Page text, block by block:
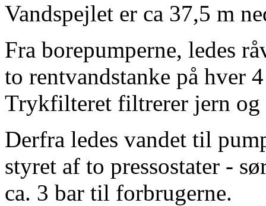
Vandspejlet er ca 37,5 m
Fra borepumperne, ledes
to rentvandstanke på hver
Trykfilteret filtrerer jern og
Derfra ledes vandet til
styret af to pressostater -
ca. 3 bar til forbrugerne.